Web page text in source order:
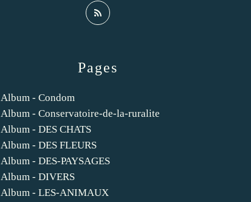
Pages
Album - Condom
Album - Conservatoire-de-la-ruralite
Album - DES CHATS
Album - DES FLEURS
Album - DES-PAYSAGES
Album - DIVERS
Album - LES-ANIMAUX